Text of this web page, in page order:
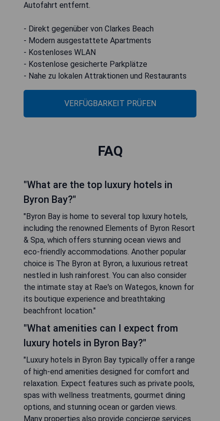
Autofahrt entfernt.
- Direkt gegenüber von Clarkes Beach
- Modern ausgestattete Apartments
- Kostenloses WLAN
- Kostenlose gesicherte Parkplätze
- Nahe zu lokalen Attraktionen und Restaurants
VERFÜGBARKEIT PRÜFEN
FAQ
"What are the top luxury hotels in
Byron Bay?"
"Byron Bay is home to several top luxury hotels,
including the renowned Elements of Byron Resort
& Spa, which offers stunning ocean views and
eco-friendly accommodations. Another popular
choice is The Byron at Byron, a luxurious retreat
nestled in lush rainforest. You can also consider
the intimate stay at Rae's on Wategos, known for
its boutique experience and breathtaking
beachfront location."
"What amenities can I expect from
luxury hotels in Byron Bay?"
"Luxury hotels in Byron Bay typically offer a range
of high-end amenities designed for comfort and
relaxation. Expect features such as private pools,
spas with wellness treatments, gourmet dining
options, and stunning ocean or garden views.
Many properties also provide concierge services